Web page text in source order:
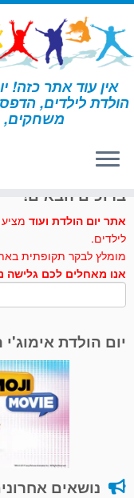
דלג
לתוכן
אין עוד אתר כזה!
הולדת לילדים,
משחקים, דף הבית » יצירה » קיפול
ברוכים הבאים!
אתר יום הולדת ועוד
לילדים.
מומלץ לבקר תקופתית
אנו מאחלים לכם גלישה
יום הולדת
נושאים